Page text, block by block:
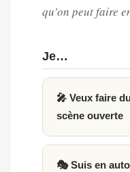
qu'on peut faire
Je…
🎤 Veux faire
scène ouverte
🎭 Suis en